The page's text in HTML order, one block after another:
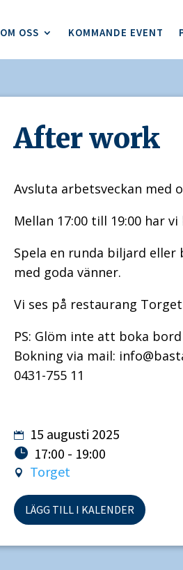
OM OSS KOMMANDE EVENT
After work
Avsluta arbetsveckan med
Mellan 17:00 till 19:00 har
Spela en runda biljard eller
med goda vänner.
Vi ses på restaurang
PS: Glöm inte att boka
Bokning via mail:
0431-755 11
15 augusti 2025
17:00 - 19:00
Torget
LÄGG TILL I KALENDER